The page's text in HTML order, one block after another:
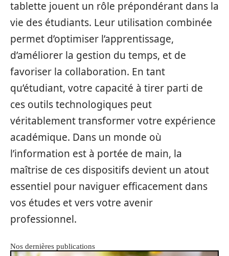
tablette jouent un rôle prépondérant dans la
vie des étudiants. Leur utilisation combinée
permet d’optimiser l’apprentissage,
d’améliorer la gestion du temps, et de
favoriser la collaboration. En tant
qu’étudiant, votre capacité à tirer parti de
ces outils technologiques peut
véritablement transformer votre expérience
académique. Dans un monde où
l’information est à portée de main, la
maîtrise de ces dispositifs devient un atout
essentiel pour naviguer efficacement dans
vos études et vers votre avenir
professionnel.
Nos dernières publications